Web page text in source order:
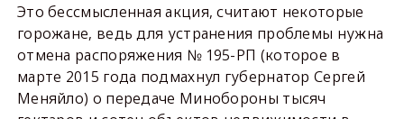
Это бессмысленная акция, считают некоторые
горожане, ведь для устранения проблемы нужна
отмена распоряжения № 195-РП (которое в
марте 2015 года подмахнул губернатор Сергей
Меняйло) о передаче Минобороны тысяч